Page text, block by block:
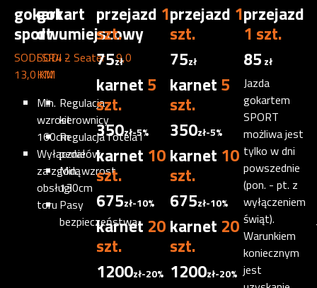
gokart -
sport
SODI SR4 -
13,0 KM
Min.
wzrost
160cm
Wyłącznie
za zgodą
obsługi
toru
gokart
dwumiejscowy
SODI 2 Seater - 9,0
KM
Regulacja
kierownicy
Regulacja fotela i
pedałów
Min. wzrost
130cm
Pasy
bezpieczeństwa
przejazd 1
szt.
75zł
karnet5
szt.
350zł-5%
karnet 10
szt.
675zł-10%
karnet 20
szt.
1200zł-20%
przejazd 1
szt.
75zł
karnet5
szt.
350zł-5%
karnet 10
szt.
675zł-10%
karnet 20
szt.
1200zł-20%
przejazd
1 szt.
85 zł
Jazda
gokartem
SPORT
możliwa jest
tylko w dni
powszednie
(pon. - pt. z
wyłączeniem
świąt).
Warunkiem
koniecznym
jest